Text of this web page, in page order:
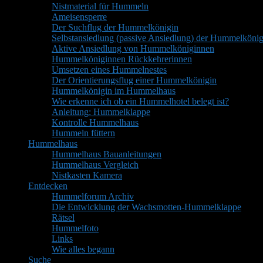
Nistmaterial für Hummeln
Ameisensperre
Der Suchflug der Hummelkönigin
Selbstansiedlung (passive Ansiedlung) der
Aktive Ansiedlung von Hummelköniginnen
Hummelköniginnen Rückkehrerinnen
Umsetzen eines Hummelnestes
Der Orientierungsflug einer Hummelkönigin
Hummelkönigin im Hummelhaus
Wie erkenne ich ob ein Hummelhotel belegt ist?
Anleitung: Hummelklappe
Kontrolle Hummelhaus
Hummeln füttern
Hummelhaus
Hummelhaus Bauanleitungen
Hummelhaus Vergleich
Nistkasten Kamera
Entdecken
Hummelforum Archiv
Die Entwicklung der Wachsmotten-Hummelklappe
Rätsel
Hummelfoto
Links
Wie alles begann
Suche